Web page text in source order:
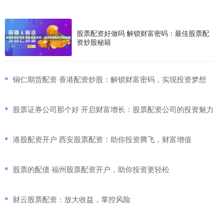
股票配资好做吗 解锁财富密码：最佳股票配
资炒股秘籍
​铜仁期货配资 香港配资炒股：解锁财富密码，实现投资梦想
​股票证券公司那个好 开启财富增长：股票配资公司的投资魅力
​港股配资开户 西安股票配资：助你投资腾飞，财富增值
​股票的配债 福州股票配资开户，助你投资更轻松
​财云股票配资：放大收益，掌控风险